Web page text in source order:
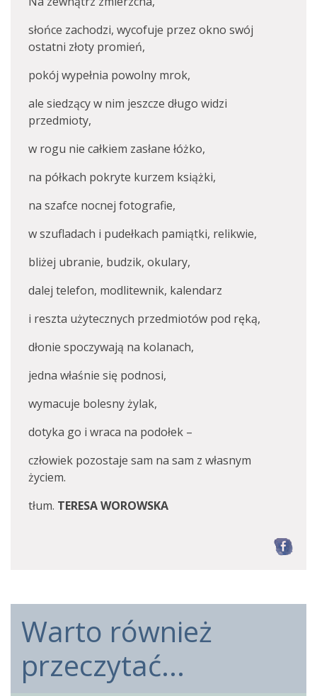
słońce zachodzi, wycofuje przez okno swój
ostatni złoty promień,
pokój wypełnia powolny mrok,
ale siedzący w nim jeszcze długo widzi
przedmioty,
w rogu nie całkiem zasłane łóżko,
na półkach pokryte kurzem książki,
na szafce nocnej fotografie,
w szufladach i pudełkach pamiątki, relikwie,
bliżej ubranie, budzik, okulary,
dalej telefon, modlitewnik, kalendarz
i reszta użytecznych przedmiotów pod ręką,
dłonie spoczywają na kolanach,
jedna właśnie się podnosi,
wymacuje bolesny żylak,
dotyka go i wraca na podołek –
człowiek pozostaje sam na sam z własnym
życiem.
tłum. TERESA WOROWSKA
Warto również
przeczytać...